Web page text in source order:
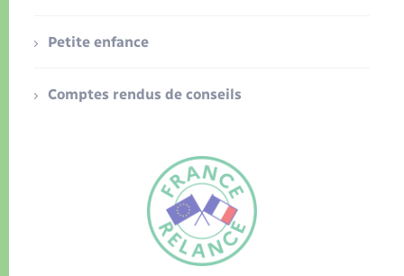
Petite enfance
Comptes rendus de conseils